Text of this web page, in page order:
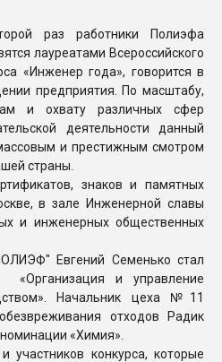
28.07.2026
ситуацией на
ПЕРЕЙТИ НА
раз работники Полиэфа
лауреатами Всероссийского
«Инженер года», говорится в
предприятия. По масштабу,
и охвату различных сфер
деятельности данный
и престижным смотром
страны.
знаков и памятных
в зале Инженерной славы
и инженерных общественных
Евгений Семенько стал
«Организация и управление
Начальник цеха №11
отходов Радик
«Химия».
участников конкурса, которые